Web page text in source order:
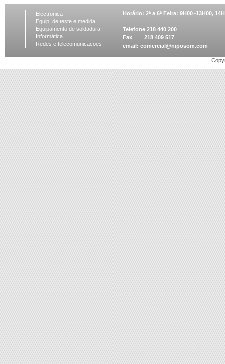
Electronica
Equip. de teste e medida
Equipamento de soldadura
Informática
Redes e telecomunicacoes
Horário: 2ª a 6ª Feira: 9H00~13H00,
Telefone 218 440 200
Fax 218 409 517
email: comercial@niposom.com